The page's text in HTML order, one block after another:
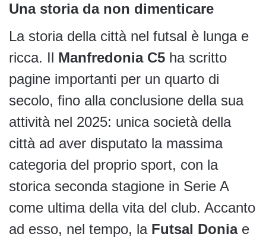
Una storia da non dimenticare
La storia della città nel futsal è lunga e
ricca. Il Manfredonia C5 ha scritto
pagine importanti per un quarto di
secolo, fino alla conclusione della sua
attività nel 2025: unica società della
città ad aver disputato la massima
categoria del proprio sport, con la
storica seconda stagione in Serie A
come ultima della vita del club. Accanto
ad esso, nel tempo, la Futsal Doniae